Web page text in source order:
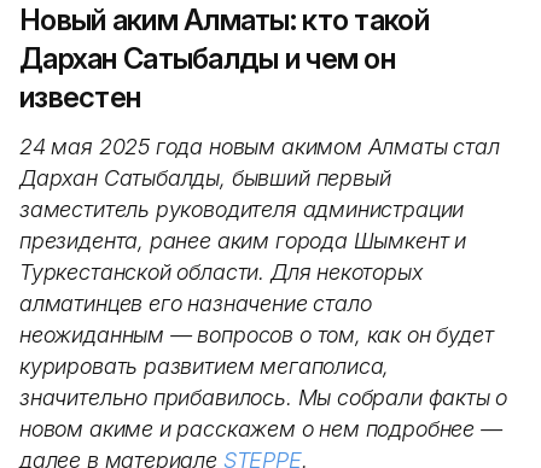
Новый аким Алматы: кто такой
Дархан Сатыбалды и чем он
известен
24 мая 2025 года новым акимом Алматы стал
Дархан Сатыбалды, бывший первый
заместитель руководителя администрации
президента, ранее аким города Шымкент и
Туркестанской области. Для некоторых
алматинцев его назначение стало
неожиданным — вопросов о том, как он будет
курировать развитием мегаполиса,
значительно прибавилось. Мы собрали факты о
новом акиме и расскажем о нем подробнее —
далее в материале STEPPE.